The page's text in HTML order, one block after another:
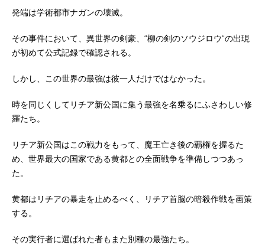
発端は学術都市ナガンの壊滅。
その事件において、異世界の剣豪、“柳の剣のソウジロウ“の出現
が初めて公式記録で確認される。
しかし、この世界の最強は彼一人だけではなかった。
時を同じくしてリチア新公国に集う最強を名乗るにふさわしい修
羅たち。
リチア新公国はこの戦力をもって、魔王亡き後の覇権を握るた
め、世界最大の国家である黄都との全面戦争を準備しつつあっ
た。
黄都はリチアの暴走を止めるべく、リチア首脳の暗殺作戦を画策
する。
その実行者に選ばれた者もまた別種の最強たち。